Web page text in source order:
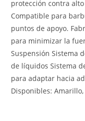
protección contra
Compatible para
puntos de apoyo.
para minimizar la
Suspensión Sistema
de líquidos Sistema
para adaptar hacia
Disponibles: